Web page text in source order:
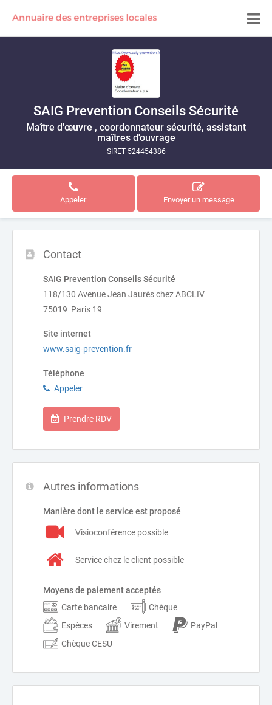
SAIG Prevention Conseils Sécurité
Maître d'œuvre , coordonnateur sécurité, assistant
maîtres d'ouvrage
SIRET 524454386
Appeler Envoyer un message
Contact
SAIG Prevention Conseils Sécurité
118/130 Avenue Jean Jaurès chez ABCLIV
75019 Paris 19
Site internet
www.saig-prevention.fr
Téléphone
Appeler
Prendre RDV
Autres informations
Manière dont le service est proposé
Visioconférence possible
Service chez le client possible
Moyens de paiement acceptés
Carte bancaire
Chèque
Espèces
Virement
PayPal
Chèque CESU